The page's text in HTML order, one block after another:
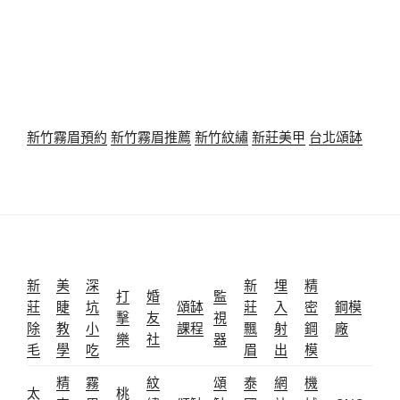
新竹霧眉預約 新竹霧眉推薦 新竹紋繡新莊美甲 台北頌缽
新
莊
除
毛
美
睫
教
學
深
坑
小
吃
打
擊
樂
婚
友
社
頌缽
課程
監
視
器
新
莊
飄
眉
埋
入
射
出
精
密
鋼
模
鋼模
廠
太
精
霧
桃
紋
頌
泰
網
機